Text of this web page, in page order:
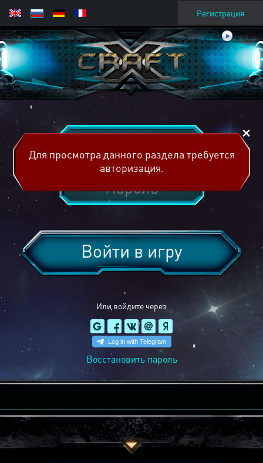
Регистрация
Или войдите через
Войти в игру
Восстановить пароль
Для просмотра данного раздела требуется
авторизация.